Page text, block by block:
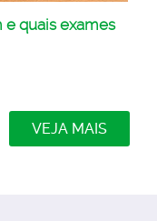
e quais exames
VEJA MAIS